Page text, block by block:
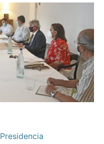
Presidencia